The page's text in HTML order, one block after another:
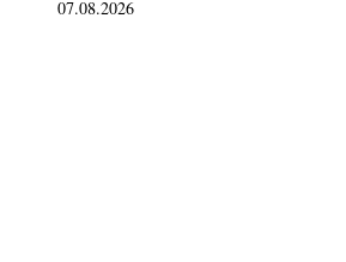
07.08.2026